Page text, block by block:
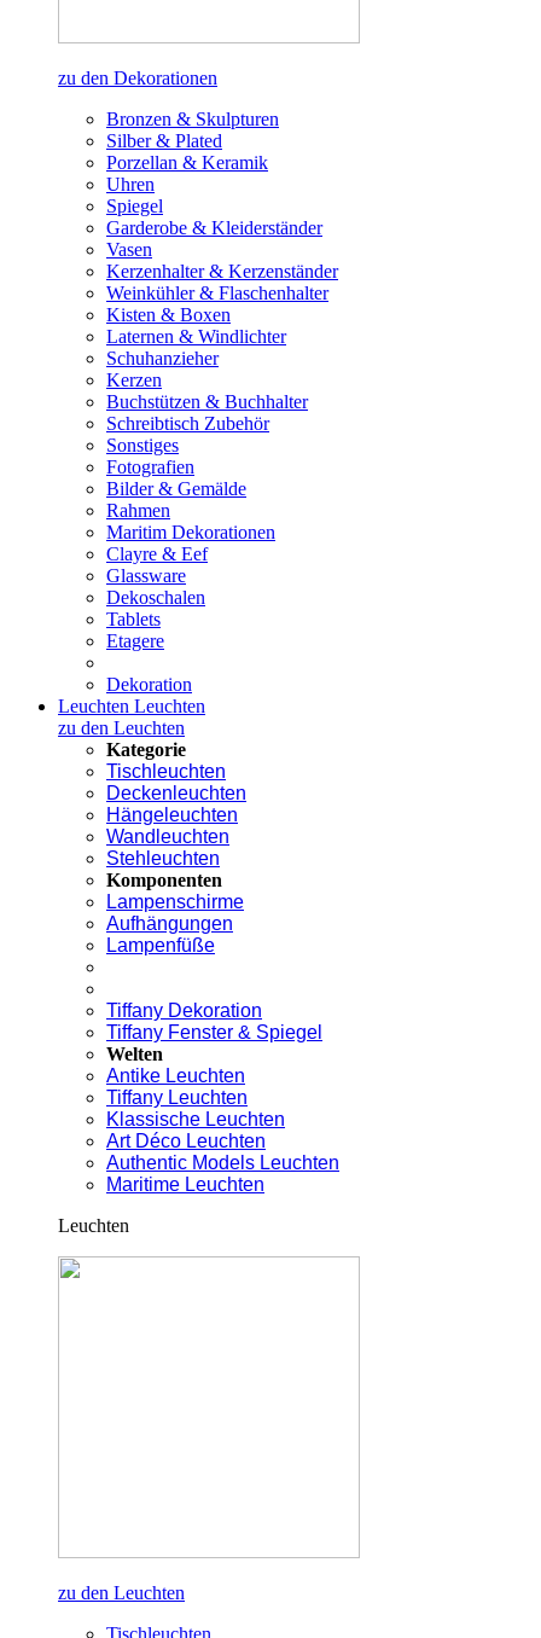
zu den Dekorationen
Bronzen & Skulpturen
Silber & Plated
Porzellan & Keramik
Uhren
Spiegel
Garderobe & Kleiderständer
Vasen
Kerzenhalter & Kerzenständer
Weinkühler & Flaschenhalter
Kisten & Boxen
Laternen & Windlichter
Schuhanzieher
Kerzen
Buchstützen & Buchhalter
Schreibtisch Zubehör
Sonstiges
Fotografien
Bilder & Gemälde
Rahmen
Maritim Dekorationen
Clayre & Eef
Glassware
Dekoschalen
Tablets
Etagere
Dekoration
Leuchten Leuchten
zu den Leuchten
Kategorie
Tischleuchten
Deckenleuchten
Hängeleuchten
Wandleuchten
Stehleuchten
Komponenten
Lampenschirme
Aufhängungen
Lampenfüße
Tiffany Dekoration
Tiffany Fenster & Spiegel
Welten
Antike Leuchten
Tiffany Leuchten
Klassische Leuchten
Art Déco Leuchten
Authentic Models Leuchten
Maritime Leuchten
Leuchten
zu den Leuchten
Tischleuchten